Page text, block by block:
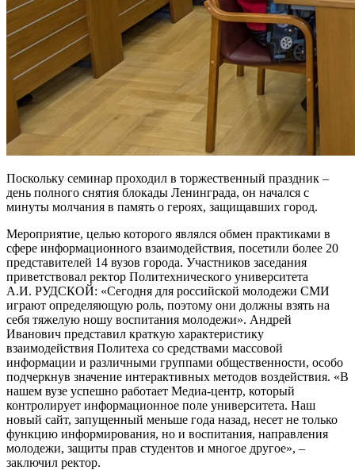
Поскольку семинар проходил в торжественный праздник –
день полного снятия блокады Ленинграда, он начался с
минуты молчания в память о героях, защищавших город.
Мероприятие, целью которого являлся обмен практиками в
сфере информационного взаимодействия, посетили более 20
представителей 14 вузов города. Участников заседания
приветствовал ректор Политехнического университета
А.И. РУДСКОЙ: «Сегодня для российской молодежи СМИ
играют определяющую роль, поэтому они должны взять на
себя тяжелую ношу воспитания молодежи». Андрей
Иванович представил краткую характеристику
взаимодействия Политеха со средствами массовой
информации и различными группами общественности, особо
подчеркнув значение интерактивных методов воздействия. «В
нашем вузе успешно работает Медиа-центр, который
контролирует информационное поле университета. Наш
новый сайт, запущенный меньше года назад, несет не только
функцию информирования, но и воспитания, направления
молодежи, защиты прав студентов и многое другое», –
заключил ректор.